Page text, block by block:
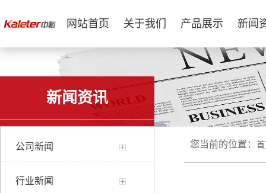
网站首页 关于我们 产品展示 新闻
新闻资讯
公司新闻
行业新闻
您当前的位置：